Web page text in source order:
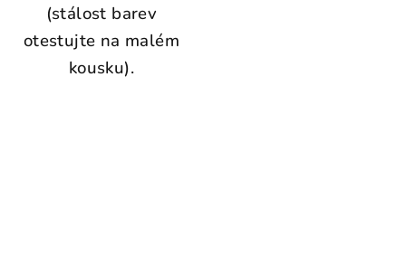
(stálost barev
otestujte na malém
kousku).